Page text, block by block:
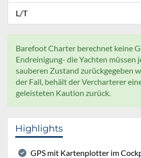
L/T
Barefoot Charter berechnet keine
Endreinigung- die Yachten müssen
sauberen Zustand zurückgegeben
der Fall, behält der Vercharterer
geleisteten Kaution zurück.
Highlights
GPS mit Kartenplotter im